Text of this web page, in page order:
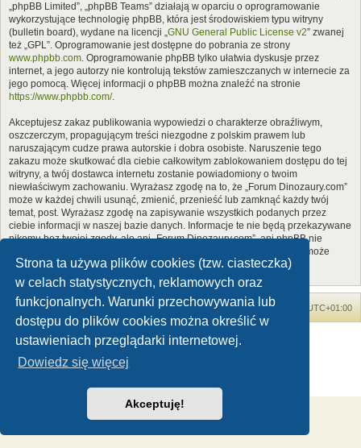
Strona ta używa plików cookies (tzw. ciasteczka)
w celach statystycznych, reklamowych oraz
funkcjonalnych. Warunki przechowywania lub
dostępu do plików cookies można określić w
ustawieniach przeglądarki internetowej.
Dowiedz się więcej
Akceptuję!
„phpBB Limited”, „phpBB Teams” działają w oparciu o oprogramowanie
wykorzystujące technologię phpBB, która jest środowiskiem typu witryny
(bulletin board), wydane na licencji „GNU General Public License v2” zwanej
też „GPL”. Oprogramowanie jest dostępne do pobrania ze strony
www.phpbb.com. Oprogramowanie phpBB tylko ułatwia dyskusje przez
internet, a jego autorzy nie kontrolują tekstów zamieszczanych w internecie za
jego pomocą. Więcej informacji o phpBB można znaleźć na stronie
https://www.phpbb.com/.
Akceptujesz zakaz publikowania wypowiedzi o charakterze obraźliwym,
oszczerczym, propagującym treści niezgodne z polskim prawem lub
naruszającym cudze prawa autorskie i dobra osobiste. Naruszenie tego
zakazu może skutkować dla ciebie całkowitym zablokowaniem dostępu do tej
witryny, a twój dostawca internetu zostanie powiadomiony o twoim
niewłaściwym zachowaniu. Wyrażasz zgodę na to, że „Forum Dinozaury.com”
może w każdej chwili usunąć, zmienić, przenieść lub zamknąć każdy twój
temat, post. Wyrażasz zgodę na zapisywanie wszystkich podanych przez
ciebie informacji w naszej bazie danych. Informacje te nie będą przekazywane
nikomu bez twojej zgody, ale ani „Forum Dinozaury.com”, ani phpBB nie
ponosi odpowiedzialności za włamania do witryny, podczas których może
dojść do kradzieży danych.
Forum Dinozaury.com Strona główna Strefa czasowa UTC+01:00
Dinozaury.com© 2006-2020
Polski pakiet językowy dostarcza